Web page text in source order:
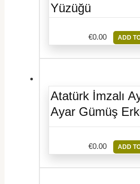
Yüzüğü
€0.00 ADD
Atatürk İmzalı
Ayar Gümüş
€0.00 ADD